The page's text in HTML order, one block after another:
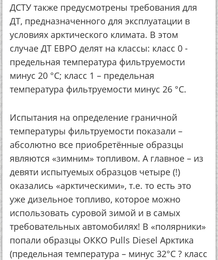
ДСТУ также предусмотрены требования для
ДТ, предназначенного для эксплуатации в
условиях арктического климата. В этом
случае ДТ ЕВРО делят на классы: класс 0 -
предельная температура фильтруемости
минус 20 °С; класс 1 – предельная
температура фильтруемости минус 26 °С.
Испытания на определение граничной
температуры фильтруемости показали –
абсолютно все приобретённые образцы
являются «зимним» топливом. А главное – из
девяти испытуемых образцов четыре (!)
оказались «арктическими», т.е. то есть это
уже дизельное топливо, которое можно
использовать суровой зимой и в самых
требовательных автомобилях! В «полярники»
попали образцы ОККО Pulls Diesel Арктика
(предельная температура – минус 32°С ? класс